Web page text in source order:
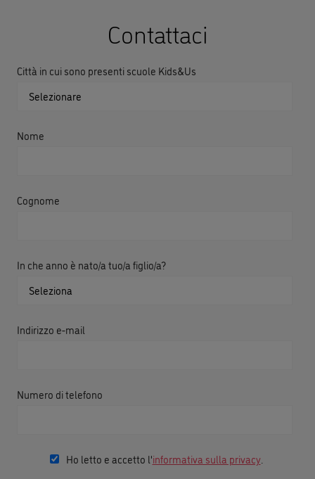
Contattaci
Città in cui sono presenti scuole Kids&Us
Nome
Cognome
In che anno è nato/a tuo/a figlio/a?
Indirizzo e-mail
Numero di telefono
Ho letto e accetto l'informativa sulla privacy.